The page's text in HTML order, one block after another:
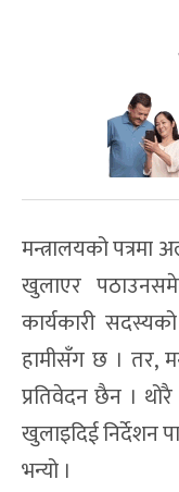
मन्त्रालयको
खुलाएर
कार्यकारी
हामीसँग छ । तर,
प्रतिवेदन छैन ।
खुलाइदिई निर्देशन
भन्यो ।